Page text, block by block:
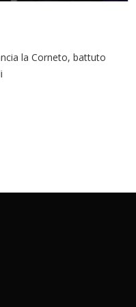
la Corneto, battuto